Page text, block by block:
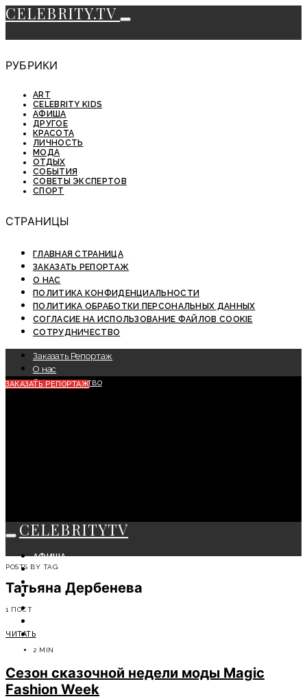
CELEBRITY.TV
РУБРИКИ
ART
CELEBRITY KIDS
АФИША
ДРУГОЕ
КРАСОТА
ЛИЧНОСТЬ
МОДА
ОТДЫХ
СОБЫТИЯ
СОВЕТЫ ЭКСПЕРТОВ
СПОРТ
СТРАНИЦЫ
ГЛАВНАЯ СТРАНИЦА
ЗАКАЗАТЬ РЕПОРТАЖ
О НАС
ПОЛИТИКА КОНФИДЕНЦИАЛЬНОСТИ
ПОЛИТИКА ОБРАБОТКИ ПЕРСОНАЛЬНЫХ ДАННЫХ
СОГЛАСИЕ НА ИСПОЛЬЗОВАНИЕ ФАЙЛОВ COOKIE
СОТРУДНИЧЕСТВО
Заказать Репортаж
О нас
Сотрудничество
ЗАКАЗАТЬ РЕПОРТАЖ
CELEBRITYTV
АФИША
СОБЫТИЯ
КРАСОТА
МОДА
СОВЕТЫ ЭКСПЕРТОВ
POSTS BY TAG
Татьяна Дербенева
1 ПОСТ
ЧИТАТЬ
2 MIN
Сезон сказочной недели моды Magic
Fashion Week